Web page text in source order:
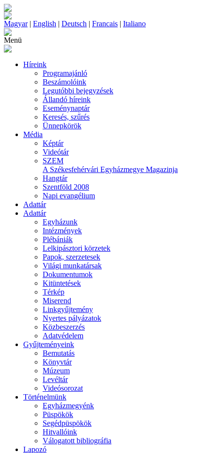
Magyar| English | Deutsch | Francais | Italiano
Menü
Híreink
Programajánló
Beszámolóink
Legutóbbi bejegyzések
Állandó híreink
Eseménynaptár
Keresés, szűrés
Ünnepkörök
Média
Képtár
Videótár
SZEM
A Székesfehérvári Egyházmegye Magazinja
Hangtár
Szentföld 2008
Napi evangélium
Adattár
Adattár
Egyházunk
Intézmények
Plébániák
Lelkipásztori körzetek
Papok, szerzetesek
Világi munkatársak
Dokumentumok
Kitüntetések
Térkép
Miserend
Linkgyűjtemény
Nyertes pályázatok
Közbeszerzés
Adatvédelem
Gyűjteményeink
Bemutatás
Könyvtár
Múzeum
Levéltár
Videósorozat
Történelmünk
Egyházmegyénk
Püspökök
Segédpüspökök
Hitvallóink
Válogatott bibliográfia
Lapozó